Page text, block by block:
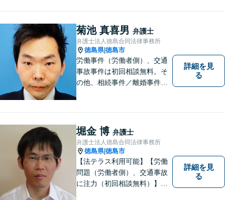
寧に対応してまいります。ご
相談者様のお話をじっくり聴
き、最適な解決方法をご提案
いたします。
菊池 真喜男 弁護士
弁護士法人徳島合同法律事務所
徳島県|徳島市
労働事件（労働者側）、交通
事故事件は初回相談無料。そ
の他、相続事件／離婚事件／
室対応でプライバシーが守ら
れます。【無料駐車場】
詳細を見
る
堀金 博 弁護士
弁護士法人徳島合同法律事務所
徳島県|徳島市
【法テラス利用可能】【労働
問題（労働者側）、交通事故
に注力（初回相談無料）】市
詳細を見
る